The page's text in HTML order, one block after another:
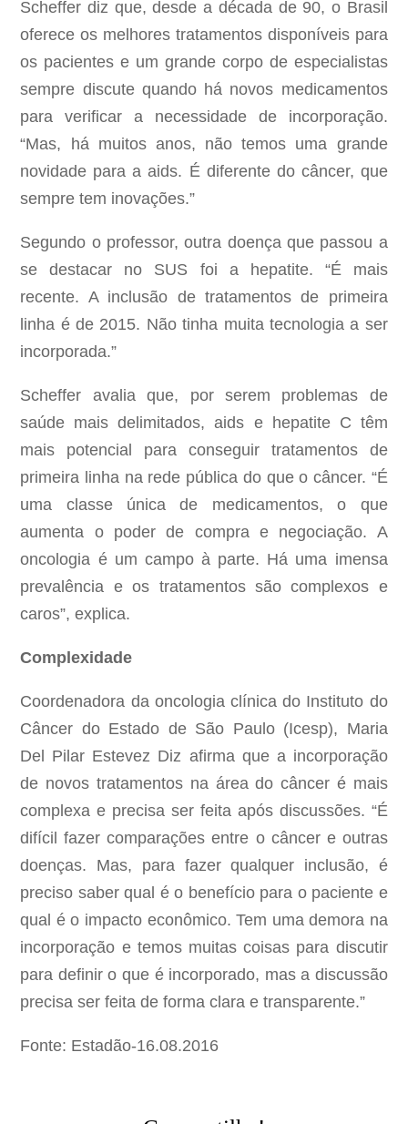
Scheffer diz que, desde a década de 90, o Brasil
oferece os melhores tratamentos disponíveis para
os pacientes e um grande corpo de especialistas
sempre discute quando há novos medicamentos
para verificar a necessidade de incorporação.
“Mas, há muitos anos, não temos uma grande
novidade para a aids. É diferente do câncer, que
sempre tem inovações.”
Segundo o professor, outra doença que passou a
se destacar no SUS foi a hepatite. “É mais
recente. A inclusão de tratamentos de primeira
linha é de 2015. Não tinha muita tecnologia a ser
incorporada.”
Scheffer avalia que, por serem problemas de
saúde mais delimitados, aids e hepatite C têm
mais potencial para conseguir tratamentos de
primeira linha na rede pública do que o câncer. “É
uma classe única de medicamentos, o que
aumenta o poder de compra e negociação. A
oncologia é um campo à parte. Há uma imensa
prevalência e os tratamentos são complexos e
caros”, explica.
Complexidade
Coordenadora da oncologia clínica do Instituto do
Câncer do Estado de São Paulo (Icesp), Maria
Del Pilar Estevez Diz afirma que a incorporação
de novos tratamentos na área do câncer é mais
complexa e precisa ser feita após discussões. “É
difícil fazer comparações entre o câncer e outras
doenças. Mas, para fazer qualquer inclusão, é
preciso saber qual é o benefício para o paciente e
qual é o impacto econômico. Tem uma demora na
incorporação e temos muitas coisas para discutir
para definir o que é incorporado, mas a discussão
precisa ser feita de forma clara e transparente.”
Fonte: Estadão-16.08.2016